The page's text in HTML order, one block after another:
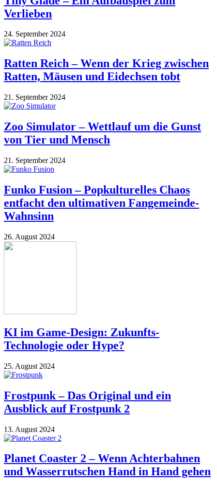
Verlieben
24. September 2024
Ratten Reich – Wenn der Krieg zwischen
Ratten, Mäusen und Eidechsen tobt
21. September 2024
Zoo Simulator – Wettlauf um die Gunst
von Tier und Mensch
21. September 2024
Funko Fusion – Popkulturelles Chaos
entfacht den ultimativen Fangemeinde-
Wahnsinn
26. August 2024
KI im Game-Design: Zukunfts-
Technologie oder Hype?
25. August 2024
Frostpunk – Das Original und ein
Ausblick auf Frostpunk 2
13. August 2024
Planet Coaster 2 – Wenn Achterbahnen
und Wasserrutschen Hand in Hand gehen